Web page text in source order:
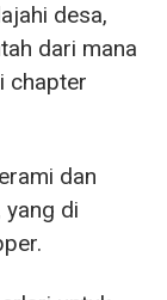
desa,
dari mana
chapter
dan
yang di